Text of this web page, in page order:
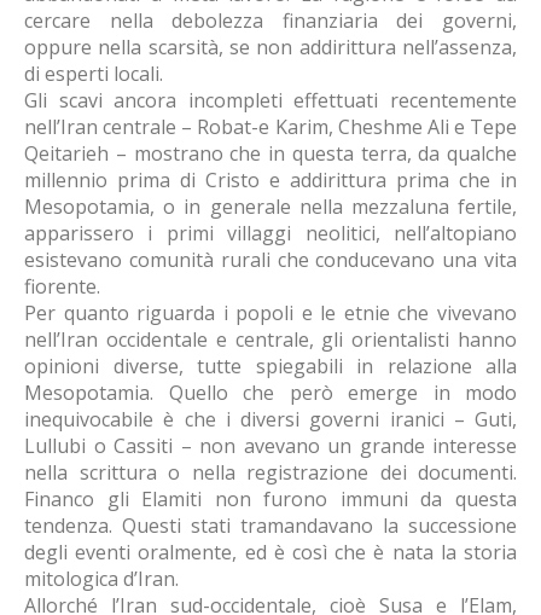
cercare nella debolezza finanziaria dei governi,
oppure nella scarsità, se non addirittura nell’assenza,
di esperti locali.
Gli scavi ancora incompleti effettuati recentemente
nell’Iran centrale – Robat-e Karim, Cheshme Ali e Tepe
Qeitarieh – mostrano che in questa terra, da qualche
millennio prima di Cristo e addirittura prima che in
Mesopotamia, o in generale nella mezzaluna fertile,
apparissero i primi villaggi neolitici, nell’altopiano
esistevano comunità rurali che conducevano una vita
fiorente.
Per quanto riguarda i popoli e le etnie che vivevano
nell’Iran occidentale e centrale, gli orientalisti hanno
opinioni diverse, tutte spiegabili in relazione alla
Mesopotamia. Quello che però emerge in modo
inequivocabile è che i diversi governi iranici – Guti,
Lullubi o Cassiti – non avevano un grande interesse
nella scrittura o nella registrazione dei documenti.
Financo gli Elamiti non furono immuni da questa
tendenza. Questi stati tramandavano la successione
degli eventi oralmente, ed è così che è nata la storia
mitologica d’Iran.
Allorché l’Iran sud-occidentale, cioè Susa e l’Elam,